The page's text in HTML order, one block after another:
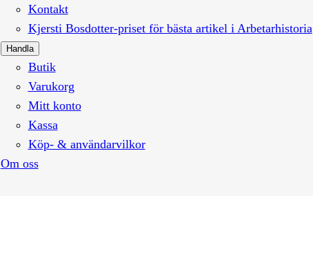
Kontakt
Kjersti Bosdotter-priset för bästa artikel i Arbetarhistoria
Handla
Butik
Varukorg
Mitt konto
Kassa
Köp- & användarvilkor
Om oss